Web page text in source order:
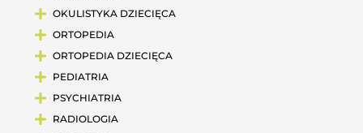
OKULISTYKA DZIECIĘCA
ORTOPEDIA
ORTOPEDIA DZIECIĘCA
PEDIATRIA
PSYCHIATRIA
RADIOLOGIA